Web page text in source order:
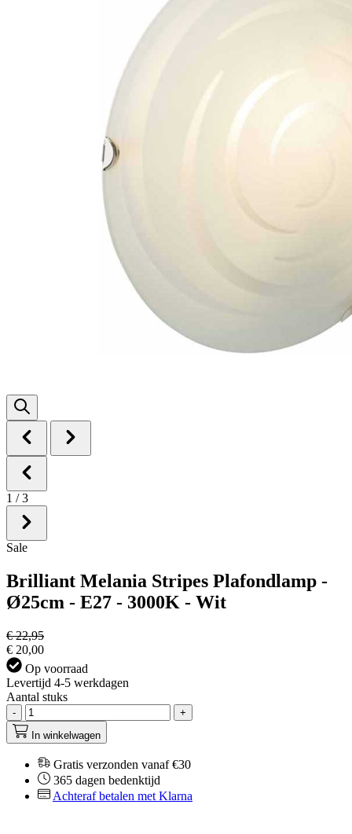
1 / 3
Sale
Brilliant Melania Stripes Plafondlamp -
Ø25cm - E27 - 3000K - Wit
€ 22,95
€ 20,00
Op voorraad
Levertijd 4-5 werkdagen
Aantal stuks
-
+
In winkelwagen
Gratis verzonden vanaf €30
365 dagen bedenktijd
Achteraf betalen met Klarna